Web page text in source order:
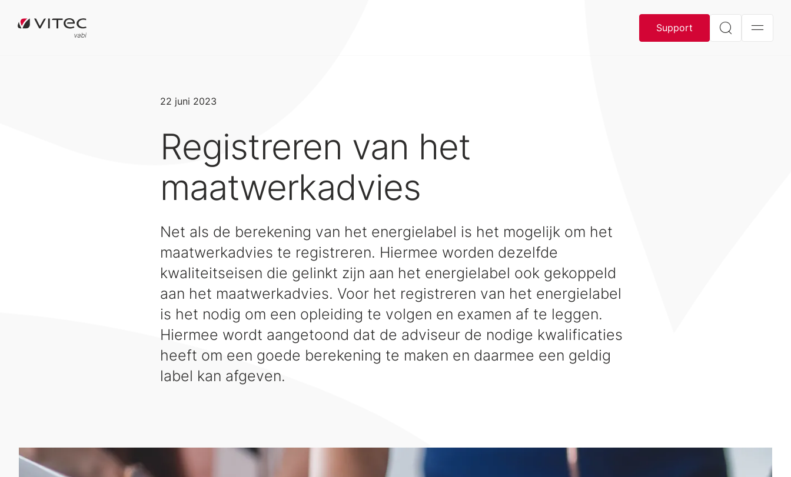
Support
22 juni 2023
Registreren van het
maatwerkadvies
Net als de berekening van het energielabel is het mogelijk om het
maatwerkadvies te registreren. Hiermee worden dezelfde
kwaliteitseisen die gelinkt zijn aan het energielabel ook gekoppeld
aan het maatwerkadvies. Voor het registreren van het energielabel
is het nodig om een opleiding te volgen en examen af te leggen.
Hiermee wordt aangetoond dat de adviseur de nodige kwalificaties
heeft om een goede berekening te maken en daarmee een geldig
label kan afgeven.